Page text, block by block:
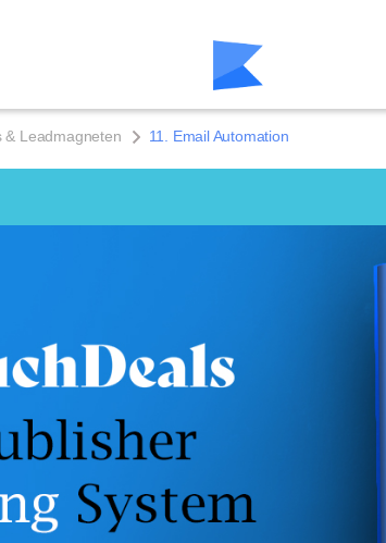
& Leadmagneten 11. Email Automation